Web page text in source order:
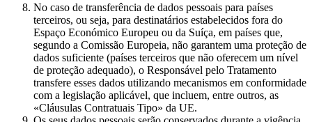
No caso de transferência de dados pessoais para países
terceiros, ou seja, para destinatários estabelecidos fora do
Espaço Económico Europeu ou da Suíça, em países que,
segundo a Comissão Europeia, não garantem uma proteção de
dados suficiente (países terceiros que não oferecem um nível
de proteção adequado), o Responsável pelo Tratamento
transfere esses dados utilizando mecanismos em conformidade
com a legislação aplicável, que incluem, entre outros, as
«Cláusulas Contratuais Tipo» da UE.